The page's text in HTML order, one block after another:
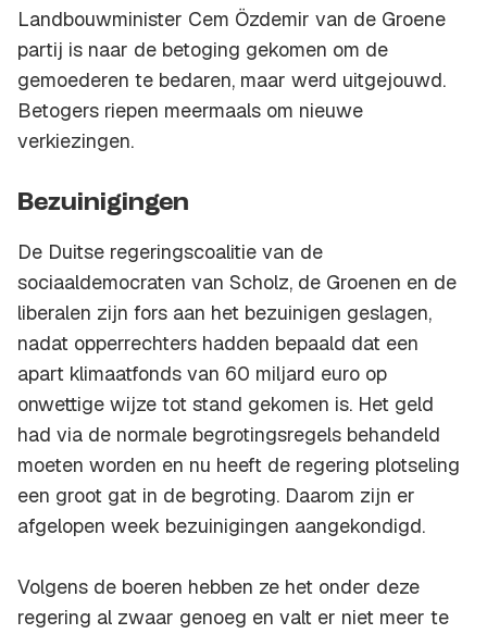
Landbouwminister Cem Özdemir van de Groene
partij is naar de betoging gekomen om de
gemoederen te bedaren, maar werd uitgejouwd.
Betogers riepen meermaals om nieuwe
verkiezingen.
Bezuinigingen
De Duitse regeringscoalitie van de
sociaaldemocraten van Scholz, de Groenen en de
liberalen zijn fors aan het bezuinigen geslagen,
nadat opperrechters hadden bepaald dat een
apart klimaatfonds van 60 miljard euro op
onwettige wijze tot stand gekomen is. Het geld
had via de normale begrotingsregels behandeld
moeten worden en nu heeft de regering plotseling
een groot gat in de begroting. Daarom zijn er
afgelopen week bezuinigingen aangekondigd.
Volgens de boeren hebben ze het onder deze
regering al zwaar genoeg en valt er niet meer te